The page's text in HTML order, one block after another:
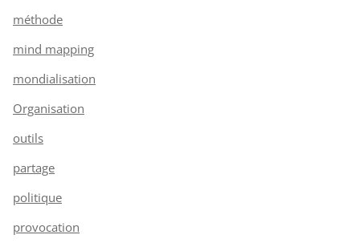
méthode
mind mapping
mondialisation
Organisation
outils
partage
politique
provocation